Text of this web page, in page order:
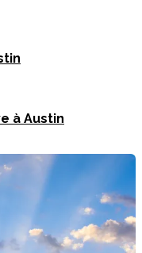
à Austin